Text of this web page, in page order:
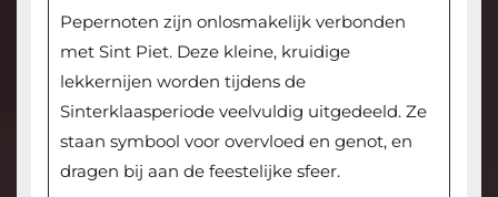
Pepernoten zijn onlosmakelijk verbonden
met Sint Piet. Deze kleine, kruidige
lekkernijen worden tijdens de
Sinterklaasperiode veelvuldig uitgedeeld. Ze
staan symbool voor overvloed en genot, en
dragen bij aan de feestelijke sfeer.